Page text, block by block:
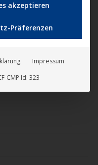
akzeptieren
Präferenzen
Impressum
CMP Id: 323